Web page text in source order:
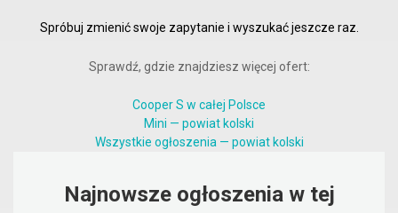
Spróbuj zmienić swoje zapytanie i wyszukać jeszcze raz.
Sprawdź, gdzie znajdziesz więcej ofert:
Cooper S w całej Polsce
Mini — powiat kolski
Wszystkie ogłoszenia — powiat kolski
Najnowsze ogłoszenia w tej